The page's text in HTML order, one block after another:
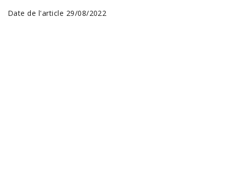
Date de l'article 29/08/2022